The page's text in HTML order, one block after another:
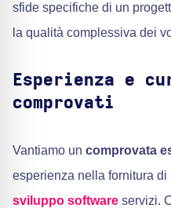
sfide specifiche di un
la qualità complessiva dei
Esperienza e
comprovati
Vantiamo un comprovata
esperienza nella fornitura
sviluppo software servizi.